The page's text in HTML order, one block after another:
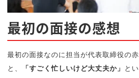
最初の面接の感想
最初の面接なのに担当が代表取締役の
と、
「すごく忙しいけど大丈夫か」 と